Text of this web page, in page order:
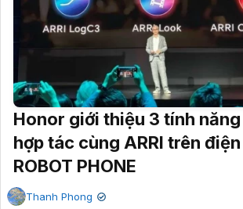
Honor giới thiệu 3 tính
hợp tác cùng ARRI trên
ROBOT PHONE
Thanh Phong ✔